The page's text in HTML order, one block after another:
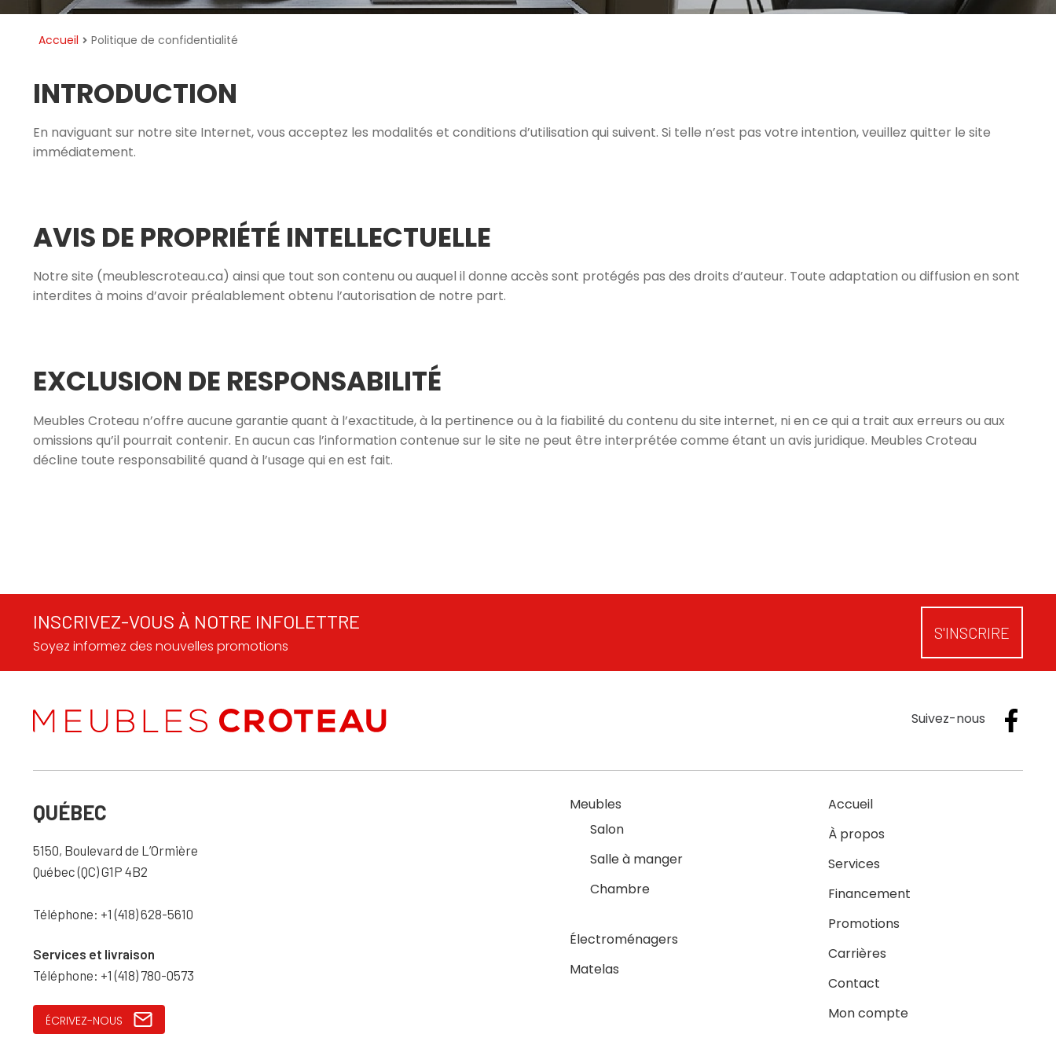
Accueil Politique de confidentialité
INTRODUCTION
En naviguant sur notre site Internet, vous acceptez les modalités et conditions d’utilisation qui suivent. Si telle n’est pas votre intention, veuillez quitter le site
immédiatement.
AVIS DE PROPRIÉTÉ INTELLECTUELLE
Notre site (meublescroteau.ca) ainsi que tout son contenu ou auquel il donne accès sont protégés pas des droits d’auteur. Toute adaptation ou diffusion en sont
interdites à moins d’avoir préalablement obtenu l’autorisation de notre part.
EXCLUSION DE RESPONSABILITÉ
Meubles Croteau n’offre aucune garantie quant à l’exactitude, à la pertinence ou à la fiabilité du contenu du site internet, ni en ce qui a trait aux erreurs ou aux
omissions qu’il pourrait contenir. En aucun cas l’information contenue sur le site ne peut être interprétée comme étant un avis juridique. Meubles Croteau
décline toute responsabilité quand à l’usage qui en est fait.
INSCRIVEZ-VOUS À NOTRE INFOLETTRE
Soyez informez des nouvelles promotions
S'INSCRIRE
Suivez-nous
QUÉBEC
5150, Boulevard de L’Ormière
Québec (QC) G1P 4B2
Téléphone: +1 (418) 628-5610
Services et livraison
Téléphone: +1 (418) 780-0573
ÉCRIVEZ-NOUS
Meubles
Salon
Salle à manger
Chambre
Électroménagers
Matelas
Accueil
À propos
Services
Financement
Promotions
Carrières
Contact
Mon compte